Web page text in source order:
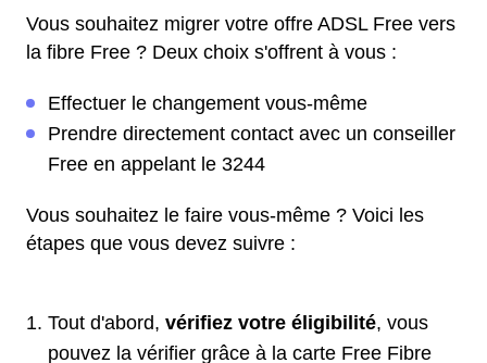
Vous souhaitez migrer votre offre ADSL Free vers
la fibre Free ? Deux choix s'offrent à vous :
Effectuer le changement vous-même
Prendre directement contact avec un conseiller
Free en appelant le 3244
Vous souhaitez le faire vous-même ? Voici les
étapes que vous devez suivre :
Tout d'abord, vérifiez votre éligibilité, vous
pouvez la vérifier grâce à la carte Free Fibre